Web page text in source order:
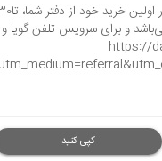
و برای سرویس تلفن گویا و
https://
کپی کنید